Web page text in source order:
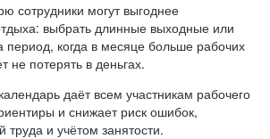
сотрудники могут выгоднее
выбрать длинные выходные или
период, когда в месяце больше рабочих
потерять в деньгах.
даёт всем участникам рабочего
и снижает риск ошибок,
труда и учётом занятости.